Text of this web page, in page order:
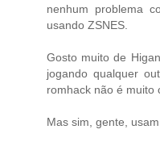
nenhum problema
usando ZSNES.
Gosto muito de
jogando qualquer
romhack não é muito
Mas sim, gente,